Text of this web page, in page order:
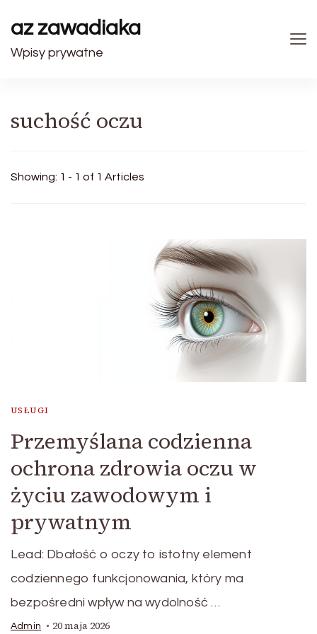
az zawadiaka
Wpisy prywatne
suchość oczu
Showing: 1 - 1 of 1 Articles
USŁUGI
Przemyślana codzienna
ochrona zdrowia oczu w
życiu zawodowym i
prywatnym
Lead: Dbałość o oczy to istotny element
codziennego funkcjonowania, który ma
bezpośredni wpływ na wydolność …
Admin 20 maja 2026